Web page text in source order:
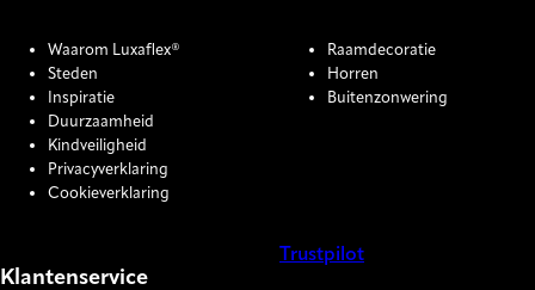
Waarom Luxaflex®
Steden
Inspiratie
Duurzaamheid
Kindveiligheid
Privacyverklaring
Cookieverklaring
Raamdecoratie
Horren
Buitenzonwering
Klantenservice
Trustpilot